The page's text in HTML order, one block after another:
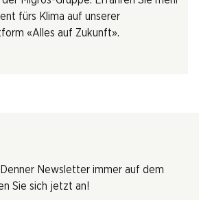
fürs Klima auf unserer
«Alles auf Zukunft».
Newsletter immer auf dem
Sie sich jetzt an!